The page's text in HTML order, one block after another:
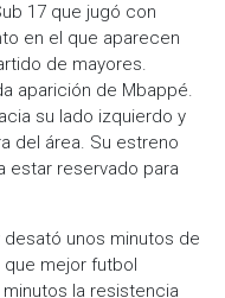
17 que jugó con
en el que aparecen
de mayores.
aparición de Mbappé.
su lado izquierdo y
del área. Su estreno
estar reservado para
desató unos minutos de
mejor futbol
la resistencia